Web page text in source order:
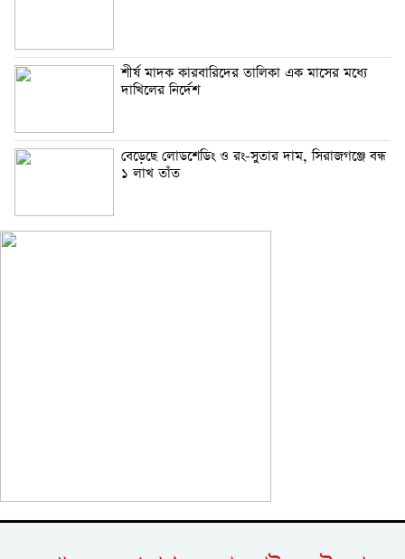
শীর্ষ মাদক কারবারিদের তালিকা এক মাসের মধ্যে
দাখিলের নির্দেশ
বেড়েছে লোডশেডিং ও রং-সুতার দাম, সিরাজগঞ্জে বন্ধ
১ লাখ তাঁত